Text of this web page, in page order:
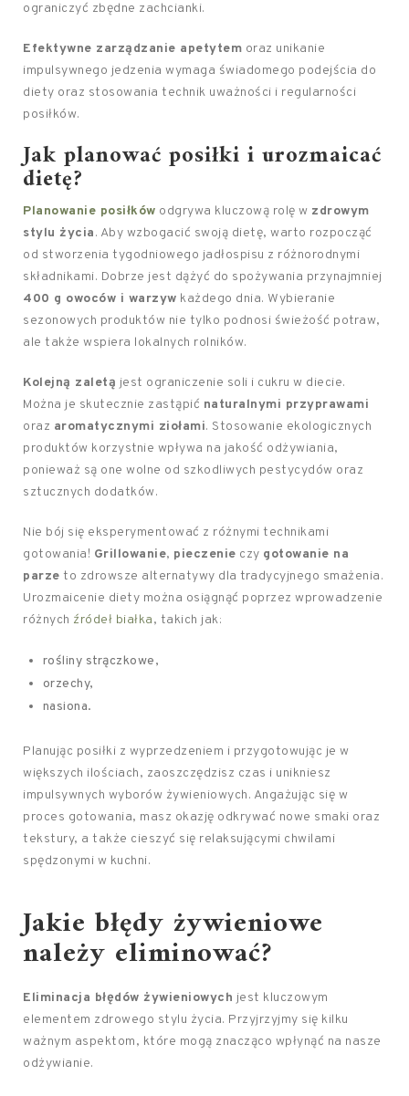
ograniczyć zbędne zachcianki.
Efektywne zarządzanie apetytem oraz unikanie
impulsywnego jedzenia wymaga świadomego podejścia do
diety oraz stosowania technik uważności i regularności
posiłków.
Jak planować posiłki i urozmaicać
dietę?
Planowanie posiłków odgrywa kluczową rolę w zdrowym
stylu życia. Aby wzbogacić swoją dietę, warto rozpocząć
od stworzenia tygodniowego jadłospisu z różnorodnymi
składnikami. Dobrze jest dążyć do spożywania przynajmniej
400 g owoców i warzyw każdego dnia. Wybieranie
sezonowych produktów nie tylko podnosi świeżość potraw,
ale także wspiera lokalnych rolników.
Kolejną zaletą jest ograniczenie soli i cukru w diecie.
Można je skutecznie zastąpić naturalnymi przyprawami
oraz aromatycznymi ziołami. Stosowanie ekologicznych
produktów korzystnie wpływa na jakość odżywiania,
ponieważ są one wolne od szkodliwych pestycydów oraz
sztucznych dodatków.
Nie bój się eksperymentować z różnymi technikami
gotowania! Grillowanie, pieczenie czy gotowanie na
parze to zdrowsze alternatywy dla tradycyjnego smażenia.
Urozmaicenie diety można osiągnąć poprzez wprowadzenie
różnych źródeł białka, takich jak:
rośliny strączkowe,
orzechy,
nasiona.
Planując posiłki z wyprzedzeniem i przygotowując je w
większych ilościach, zaoszczędzisz czas i unikniesz
impulsywnych wyborów żywieniowych. Angażując się w
proces gotowania, masz okazję odkrywać nowe smaki oraz
tekstury, a także cieszyć się relaksującymi chwilami
spędzonymi w kuchni.
Jakie błędy żywieniowe
należy eliminować?
Eliminacja błędów żywieniowych jest kluczowym
elementem zdrowego stylu życia. Przyjrzyjmy się kilku
ważnym aspektom, które mogą znacząco wpłynąć na nasze
odżywianie.